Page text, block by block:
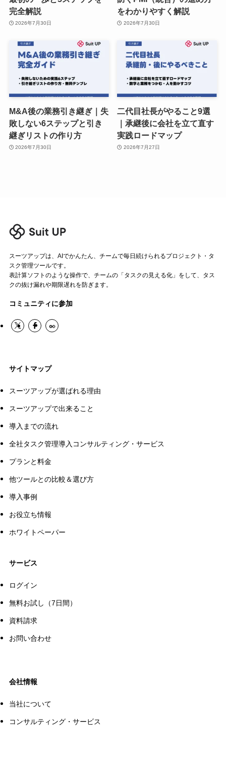
完全解説
2026年7月30日
をわかりやすく解説
2026年7月30日
M&A後の業務引き継ぎ｜失
敗しない6ステップと引き
継ぎリストの作り方
2026年7月30日
二代目社長がやること9選
｜承継後に会社を立て直す
実践ロードマップ
2026年7月27日
スーツアップは、AIでかんたん、チームで毎日続けられるプロジェクト・タ
スク管理ツールです。
表計算ソフトのような操作で、チームの「タスクの見える化」をして、タス
クの抜け漏れや期限遅れを防ぎます。
コミュニティに参加
サイトマップ
スーツアップが選ばれる理由
スーツアップで出来ること
導入までの流れ
全社タスク管理導入コンサルティング・サービス
プランと料金
他ツールとの比較＆選び方
導入事例
お役立ち情報
ホワイトペーパー
サービス
ログイン
無料お試し（7日間）
資料請求
お問い合わせ
会社情報
当社について
コンサルティング・サービス